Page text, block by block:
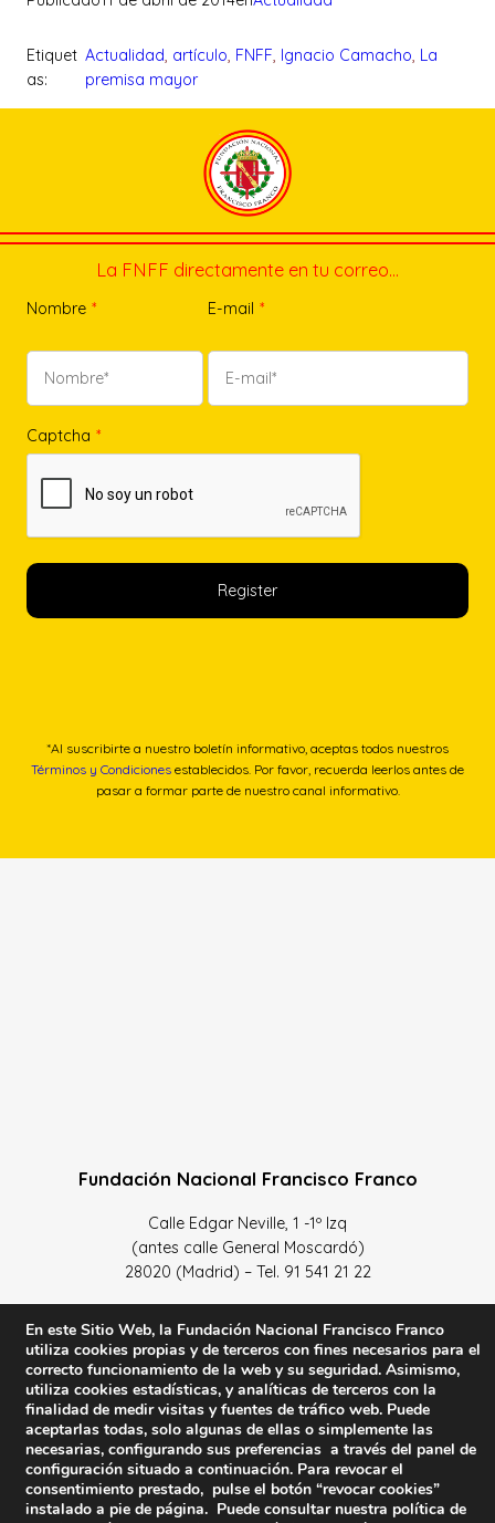
Etiquet
as:
Actualidad, artículo, FNFF, Ignacio Camacho, La
premisa mayor
La FNFF directamente en tu correo…
Nombre * E-mail *
Captcha *
*Al suscribirte a nuestro boletín informativo, aceptas todos nuestros
Términos y Condiciones establecidos. Por favor, recuerda leerlos antes de
pasar a formar parte de nuestro canal informativo.
Fundación Nacional Francisco Franco
Calle Edgar Neville, 1 -1º Izq
(antes calle General Moscardó)
28020 (Madrid) – Tel. 91 541 21 22
Política de Privacidad y protección de datos–Sus datos
son seguros–Política de Cookies–Condiciones Generales
de uso
En este Sitio Web, la Fundación Nacional Francisco Franco
utiliza cookies propias y de terceros con fines necesarios para el
correcto funcionamiento de la web y su seguridad. Asimismo,
utiliza cookies estadísticas, y analíticas de terceros con la
finalidad de medir visitas y fuentes de tráfico web. Puede
aceptarlas todas, solo algunas de ellas o simplemente las
necesarias, configurando sus preferencias a través del panel de
configuración situado a continuación. Para revocar el
consentimiento prestado, pulse el botón “revocar cookies”
instalado a pie de página. Puede consultar nuestra política de